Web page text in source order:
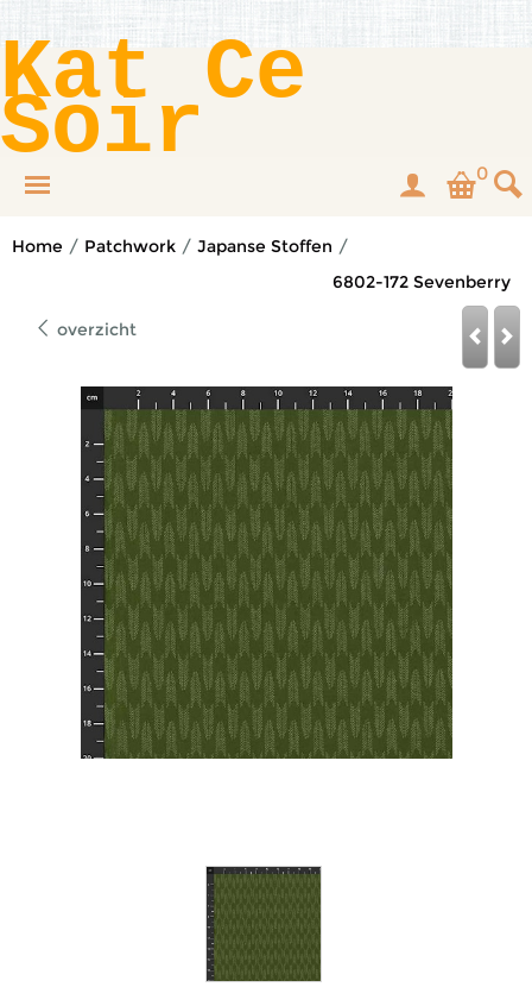
Kat Ce
Soir 0
Home / Patchwork / Japanse Stoffen /
6802-172 Sevenberry
overzicht